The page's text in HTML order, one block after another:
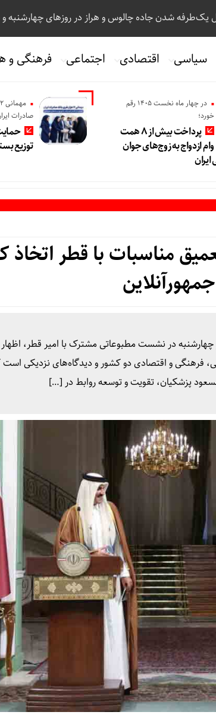
یک‌طرفه شدن جاده چالوس و هراز در روزهای چهارشنبه
سیاسی اقتصادی اجتماعی فرهنگی و
در چهار ماه نخست ۱۴۰۵ رقم
خورد؛
پرداخت بیش از ۸ همت
وام ازدواج به زوج‌های جوان
صادرات
توزیع
مناسبات با قطر اتخاذ
جمهورآنلاین
چهارشنبه در نشست مطبوعاتی مشترک با امیر قطر،
فرهنگی و اقتصادی دو کشور و دیدگاه‌های نزدیکی است
پزشکیان، تقویت و توسعه روابط در […]